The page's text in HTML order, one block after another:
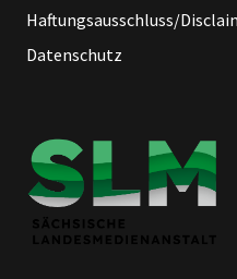
Haftungsausschluss/
Datenschutz